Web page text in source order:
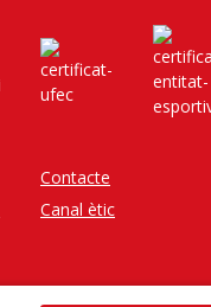
Contacte
Canal ètic